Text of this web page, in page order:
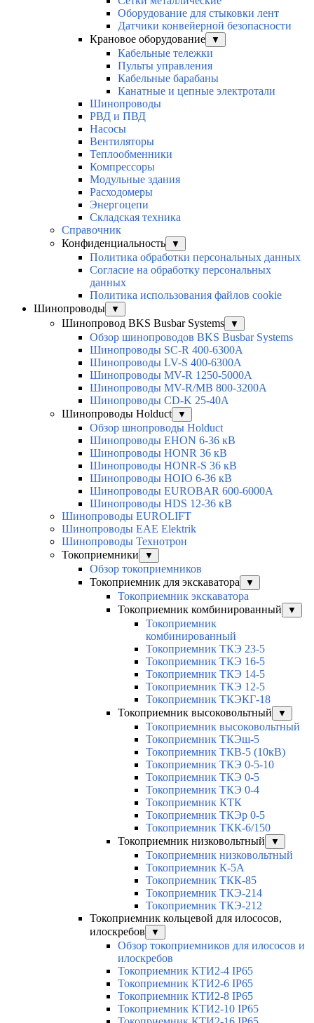
Оборудование для стыковки лент
Датчики конвейерной безопасности
Крановое оборудование
▼
Кабельные тележки
Пульты управления
Кабельные барабаны
Канатные и цепные электротали
Шинопроводы
РВД и ПВД
Насосы
Вентиляторы
Теплообменники
Компрессоры
Модульные здания
Расходомеры
Энергоцепи
Складская техника
Справочник
Конфиденциальность
▼
Политика обработки персональных данных
Согласие на обработку персональных
данных
Политика использования файлов cookie
Шинопроводы
▼
Шинопровод BKS Busbar Systems ▼
Обзор шинопроводов BKS Busbar Systems
Шинопроводы SC-R 400-6300A
Шинопроводы LV-S 400-6300A
Шинопроводы MV-R 1250-5000A
Шинопроводы MV-R/MB 800-3200A
Шинопроводы CD-K 25-40A
Шинопроводы Holduct
▼
Обзор шнопроводы Holduct
Шинопроводы EHON 6-36 кВ
Шинопроводы HONR 36 кВ
Шинопроводы HONR-S 36 кВ
Шинопроводы HOIO 6-36 кВ
Шинопроводы EUROBAR 600-6000A
Шинопроводы HDS 12-36 кВ
Шинопроводы EUROLIFT
Шинопроводы EAE Elektrik
Шинопроводы Технотрон
Токоприемники
▼
Обзор токоприемников
Токоприемник для экскаватора
▼
Токоприемник экскаватора
Токоприемник комбинированный
▼
Токоприемник
комбинированный
Токоприемник ТКЭ 23-5
Токоприемник ТКЭ 16-5
Токоприемник ТКЭ 14-5
Токоприемник ТКЭ 12-5
Токоприемник ТКЭКГ-18
Токоприемник высоковольтный
▼
Токоприемник высоковольтный
Токоприемник ТКЭш-5
Токоприемник ТКВ-5 (10кВ)
Токоприемник ТКЭ 0-5-10
Токоприемник ТКЭ 0-5
Токоприемник ТКЭ 0-4
Токоприемник КТК
Токоприемник ТКЭр 0-5
Токоприемник ТКК-6/150
Токоприемник низковольтный
▼
Токоприемник низковольтный
Токоприемник К-5А
Токоприемник ТКК-85
Токоприемник ТКЭ-214
Токоприемник ТКЭ-212
Токоприемник кольцевой для илососов,
илоскребов
▼
Обзор токоприемников для илососов и
илоскребов
Токоприемник КТИ2-4 IP65
Токоприемник КТИ2-6 IP65
Токоприемник КТИ2-8 IP65
Токоприемник КТИ2-10 IP65